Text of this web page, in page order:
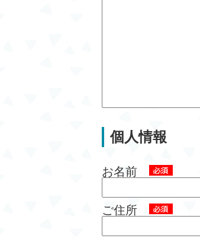
個人情報
お名前
ご住所